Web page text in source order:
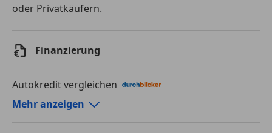
oder Privatkäufern.
Finanzierung
Autokredit vergleichen
Autokredit-Rechner von durchblicker.at
Mehr anzeigen